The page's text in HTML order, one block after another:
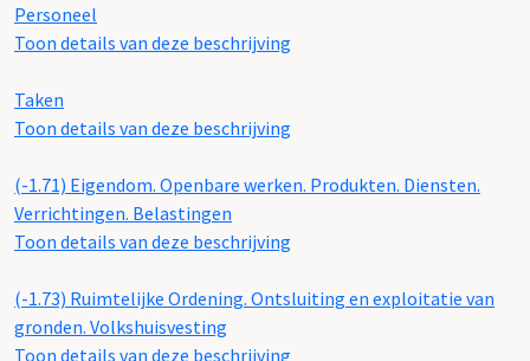
Personeel
Toon details van deze beschrijving
Taken
Toon details van deze beschrijving
(-1.71) Eigendom. Openbare werken. Produkten. Diensten.
Verrichtingen. Belastingen
Toon details van deze beschrijving
(-1.73) Ruimtelijke Ordening. Ontsluiting en exploitatie van
gronden. Volkshuisvesting
Toon details van deze beschrijving